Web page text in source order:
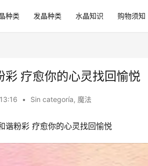
种类 发晶种类 水晶知识 购物须知
彩 疗愈你的心灵找回愉悦
• Sin categoría, 魔法
谐粉彩 疗愈你的心灵找回愉悦